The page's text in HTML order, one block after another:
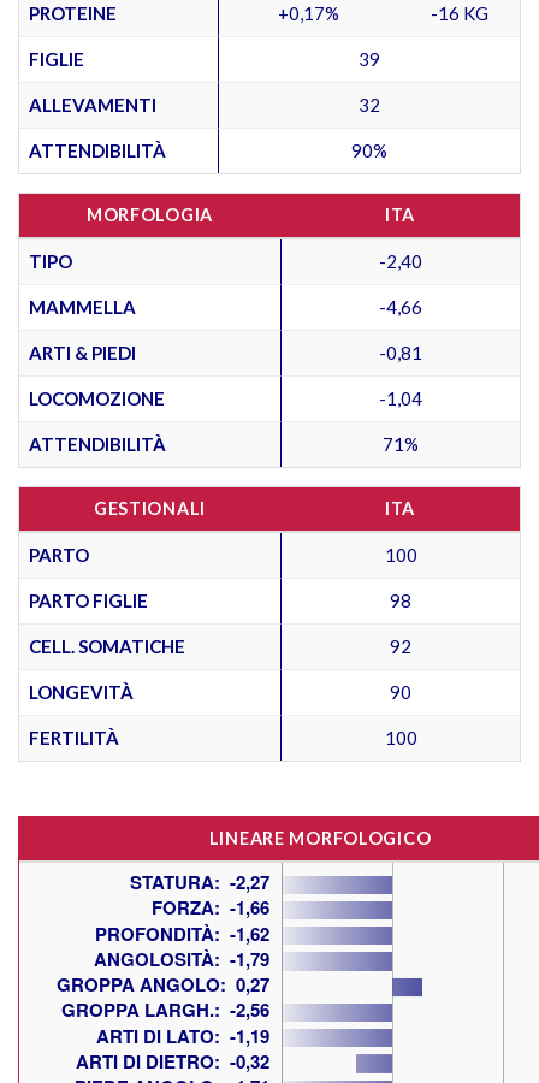
PROTEINE +0,17% -16 KG
FIGLIE 39
ALLEVAMENTI 32
ATTENDIBILITÀ 90%
MORFOLOGIA ITA
TIPO -2,40
MAMMELLA -4,66
ARTI & PIEDI -0,81
LOCOMOZIONE -1,04
ATTENDIBILITÀ 71%
GESTIONALI ITA
PARTO 100
PARTO FIGLIE 98
CELL. SOMATICHE 92
LONGEVITÀ 90
FERTILITÀ 100
LINEARE MORFOLOGICO